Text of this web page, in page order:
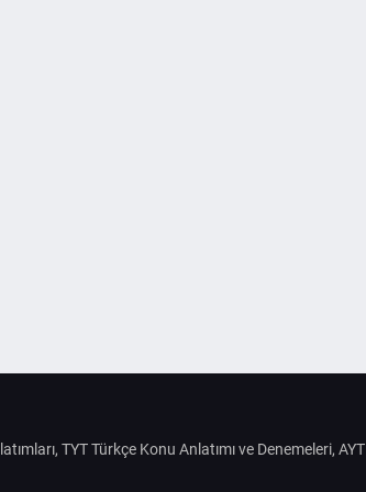
TYT Türkçe Konu Anlatımı ve Denemeleri, AYT